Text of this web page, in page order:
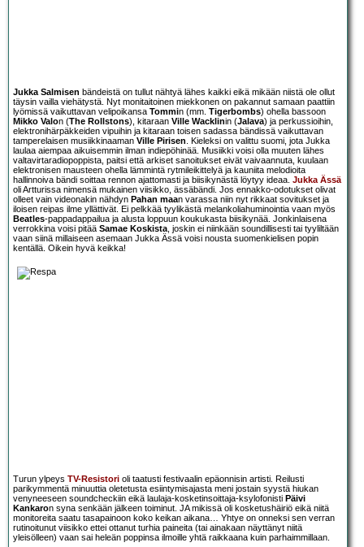
Jukka Salmisen bändeistä on tullut nähtyä lähes kaikki eikä mikään niistä ole ollut
täysin vailla viehätystä. Nyt monitaitoinen miekkonen on pakannut samaan paattiin
lyömissä vaikuttavan velipoikansa Tommin (mm. Tigerbombs) ohella bassoon
Mikko Valon (The Rollstons), kitaraan Ville Wacklinin (Jalava) ja perkussioihin,
elektronihärpäkkeiden vipuihin ja kitaraan toisen sadassa bändissä vaikuttavan
tamperelaisen musiikkinaaman Ville Pirisen. Kieleksi on valittu suomi, jota Jukka
laulaa aiempaa aikuisemmin ilman indiepöhinää. Musiikki voisi olla muuten lähes
valtavirtaradiopoppista, paitsi että arkiset sanoitukset eivät vaivaannuta, kuulaan
elektronisen mausteen ohella lämmintä rytmileikittelyä ja kauniita melodioita
hallinnoiva bändi soittaa rennon ajattomasti ja biisikynästä löytyy ideaa. Jukka Ässä
oli Artturissa nimensä mukainen viisikko, ässäbändi. Jos ennakko-odotukset olivat
olleet vain videonakin nähdyn Pahan maan varassa niin nyt rikkaat sovitukset ja
iloisen reipas ilme yllättivät. Ei pelkkää tyylikästä melankoliahuminointia vaan myös
Beatles-pappadappailua ja alusta loppuun koukukasta biisikynää. Jonkinlaisena
verrokkina voisi pitää Samae Koskista, joskin ei niinkään soundillisesti tai tyyliltään
vaan siinä millaiseen asemaan Jukka Ässä voisi nousta suomenkielisen popin
kentällä. Oikein hyvä keikka!
Turun ylpeys TV-Resistori oli taatusti festivaalin epäonnisin artisti. Reilusti
parikymmentä minuuttia oletetusta esiintymisajasta meni jostain syystä hiukan
venyneeseen soundcheckiin eikä laulaja-kosketinsoittaja-ksylofonisti Päivi
Kankaron syna senkään jälkeen toiminut. JA mikissä oli kosketushäiriö eikä niitä
monitoreita saatu tasapainoon koko keikan aikana… Yhtye on onneksi sen verran
rutinoitunut viisikko ettei ottanut turhia paineita (tai ainakaan näyttänyt niitä
yleisölleen) vaan sai heleän poppinsa ilmoille yhtä raikkaana kuin parhaimmillaan.